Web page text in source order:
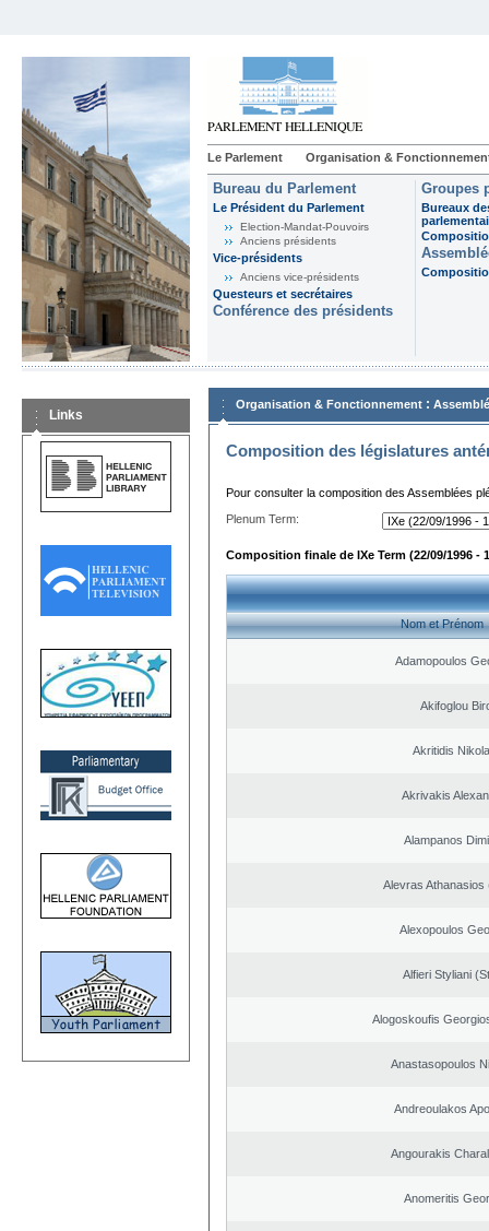
Le Parlement Organisation &
Bureau du Parlement
Le Président du Parlement
Election-Mandat-Pouvoirs
Anciens présidents
Vice-présidents
Anciens vice-présidents
Questeurs et secrétaires
Conférence des présidents
Groupes
Bureaux
Links
Organisation & Fonctionnement :
Composition des législatures
Pour consulter la composition des Assemblées
Plenum Term:
Composition finale de IXe Term (22/09/1996 -
Nom et Prénom
Adamopoulos
Akifoglou
Akritidis
Akrivakis
Alampanos
Alevras Athanasios
Alexopoulos
Alfieri Styliani
Alogoskoufis
Anastasopoulos
Andreoulakos
Angourakis
Anomeritis